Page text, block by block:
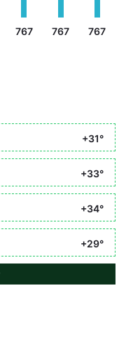
767 767 767
+31°
+33°
+34°
+29°